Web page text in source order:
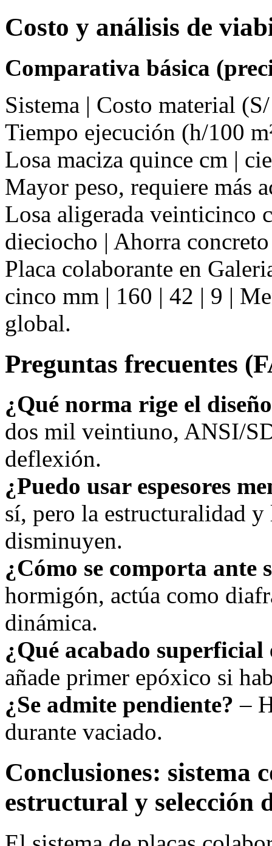
Costo y análisis de
Comparativa básica
Sistema | Costo material
Tiempo ejecución (h/100
Losa maciza quince cm |
Mayor peso, requiere más
Losa aligerada veinticinco
dieciocho | Ahorra concreto
Placa colaborante en
cinco mm | 160 | 42 | 9 |
global.
Preguntas frecuentes
¿Qué norma rige el
dos mil veintiuno, ANSI/
deflexión.
¿Puedo usar espesores
sí, pero la estructuralidad
disminuyen.
¿Cómo se comporta ante
hormigón, actúa como
dinámica.
¿Qué acabado superficial
añade primer epóxico si
¿Se admite pendiente? –
durante vaciado.
Conclusiones: sistema
estructural y selección